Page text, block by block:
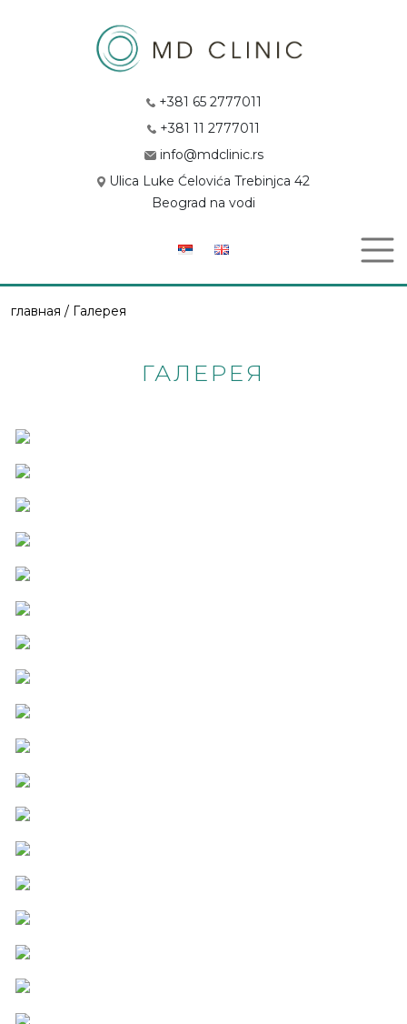
+381 65 2777011
+381 11 2777011
info@mdclinic.rs
Ulica Luke Ćelovića Trebinjca 42
Beograd na vodi
главная / Галерея
ГАЛЕРЕЯ